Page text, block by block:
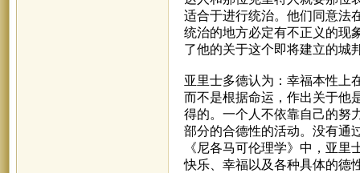
适合于进行统治。他们同意法
统治的地方必定有不正义的现
了他的关于这个即将建立的城
亚里士多德认为：幸福本性上
而不是根据命运，作出关于他
得的。一个人不依靠自己的努
部分的合德性的活动。没有通
《尼各马可伦理学》中，亚
快乐、幸福以及各种具体的德